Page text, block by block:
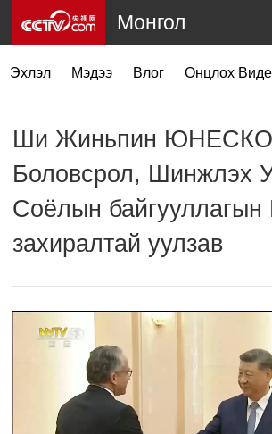
Эхлэл Мэдээ Влог Онцлох
Монгол
Ши Жиньпин
Боловсрол, Шинжлэх
Соёлын байгууллагын
захиралтай уулзав